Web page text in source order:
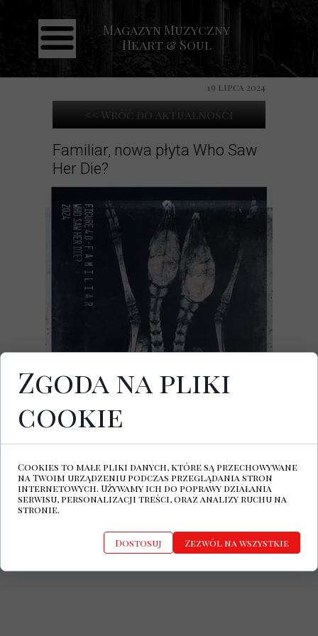
Strona główna
Aktualności
Koncerty
Galeria
Kontakt
Magazyn Muzyczny
Heart & Soul
Familiar, nowa płyta Who Saw
Her Die?
<< Wróć do Aktualności
19 lipca 2024
Familiarto najnowszy album duetu Who
Saw Her Die? z Louisville w Kentucky.
Płyta ukazała się 17 lipca 2024.
Who Saw Her Die? Facebook
Zgoda na pliki
cookie
Cookies to małe pliki danych, które są przechowywane
na Twoim urządzeniu podczas przeglądania stron
internetowych. Używamy ich do poprawy działania
serwisu, personalizacji treści, oraz analizy ruchu na
stronie.
Dostosuj Zezwól na wszystkie